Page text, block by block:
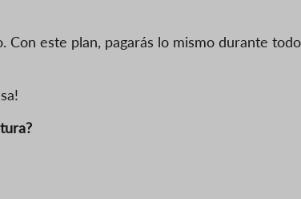
Con este plan, pagarás lo mismo durante